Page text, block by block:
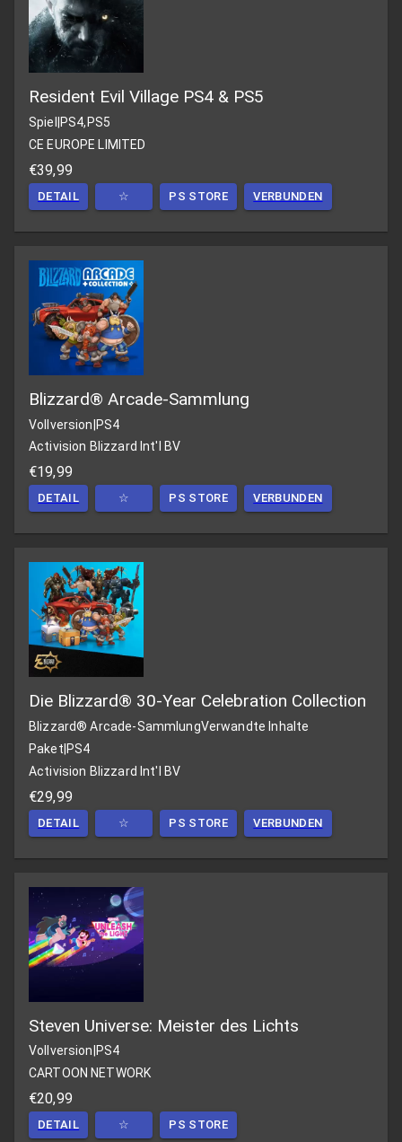
Resident Evil Village PS4 & PS5
Spiel
PS4,PS5
CE EUROPE LIMITED
€39,99
DETAIL ☆ PS STORE VERBUNDEN
Blizzard® Arcade-Sammlung
Vollversion|PS4
Activision Blizzard Int'l BV
€19,99
DETAIL ☆ PS STORE VERBUNDEN
Die Blizzard® 30-Year Celebration Collection
Blizzard® Arcade-SammlungVerwandte Inhalte
Paket PS4
Activision Blizzard Int'l BV
€29,99
DETAIL ☆ PS STORE VERBUNDEN
Steven Universe: Meister des Lichts
Vollversion PS4
CARTOON NETWORK
€20,99
DETAIL ☆ PS STORE